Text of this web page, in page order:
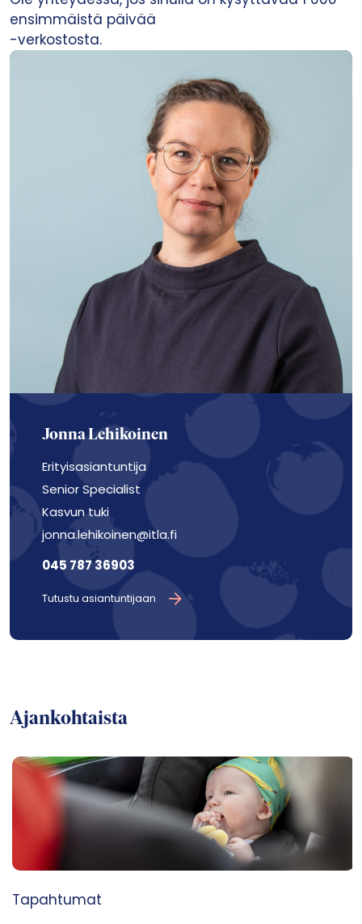
ensimmäistä päivää
-verkostosta.
Jonna Lehikoinen
Erityisasiantuntija
Senior Specialist
Kasvun tuki
jonna.lehikoinen@itla.fi
045 787 36903
Tutustu asiantuntijaan
Ajankohtaista
Tapahtumat